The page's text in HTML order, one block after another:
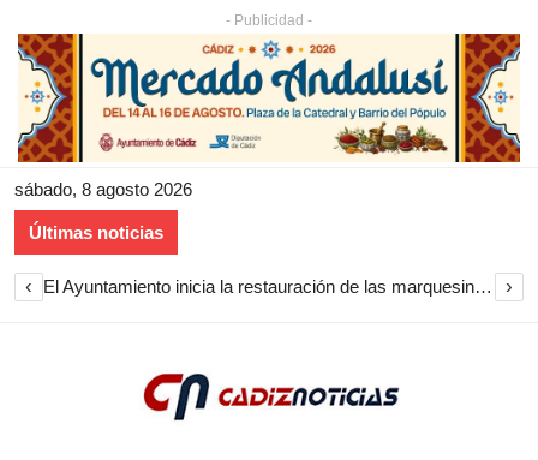
- Publicidad -
sábado, 8 agosto 2026
Últimas noticias
‹ El Ayuntamiento inicia la restauración de las marquesinas de Plaza Esteve para volver a instalarlas en el centro de Jerez ›